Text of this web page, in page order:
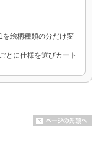
絵柄種類の分だけ変
とに仕様を選びカート